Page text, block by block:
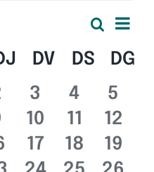
Cerca
de
Mes
DIJOUS
DV DIVENDRES
DS DG
0
3
0
4
0
5
0
10
0
11
0
12
0
17
0
18
0
19